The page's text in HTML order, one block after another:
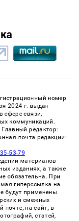
номер
2024 г. выдан
сфере связи,
коммуникаций.
редактор:
почта редакции:
53-79
материалов
изданиях, а также
обязательна. При
гиперссылка на
будут применены
и смежных
почте, на сайт, в
статей,